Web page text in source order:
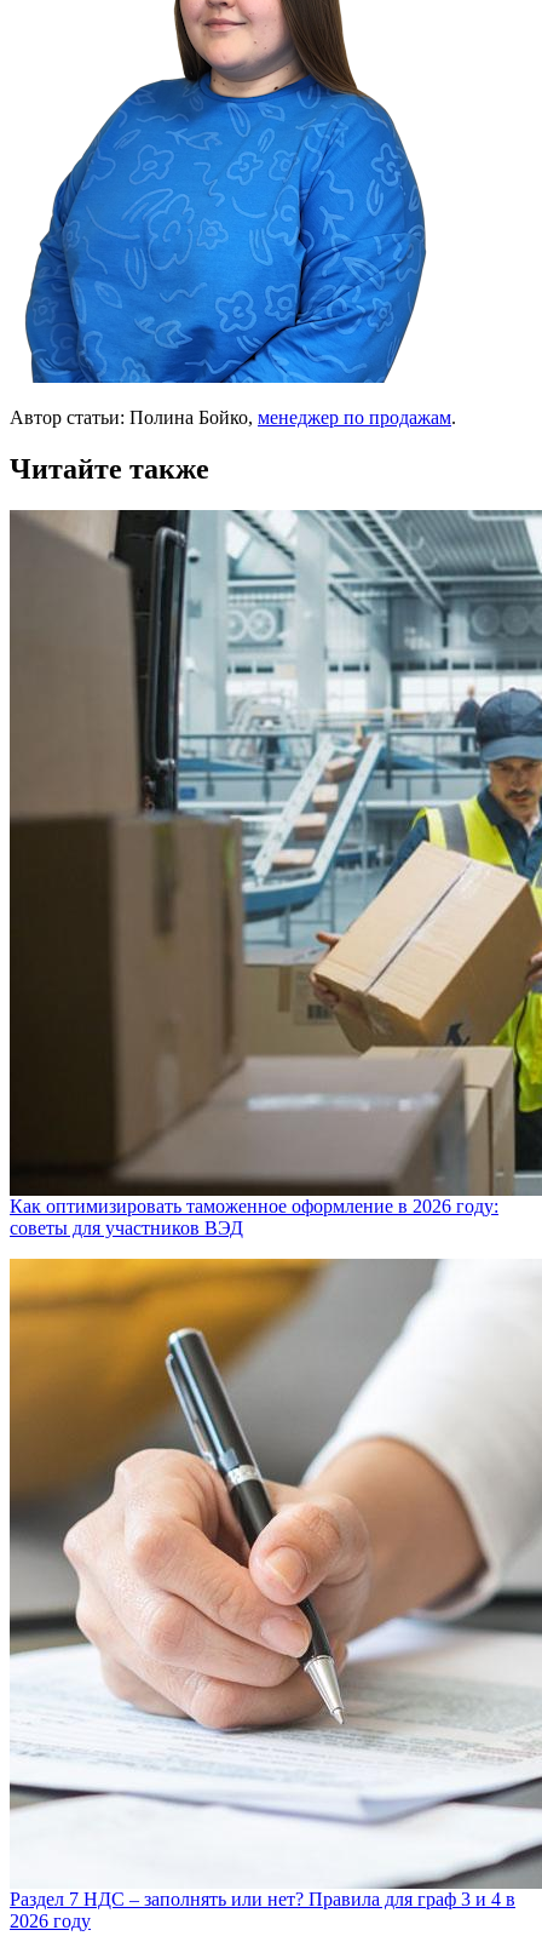
Автор статьи: Полина Бойко, менеджер по продажам.
Читайте также
Как оптимизировать таможенное оформление в 2026 году:
советы для участников ВЭД
Раздел 7 НДС – заполнять или нет? Правила для граф 3 и 4 в
2026 году